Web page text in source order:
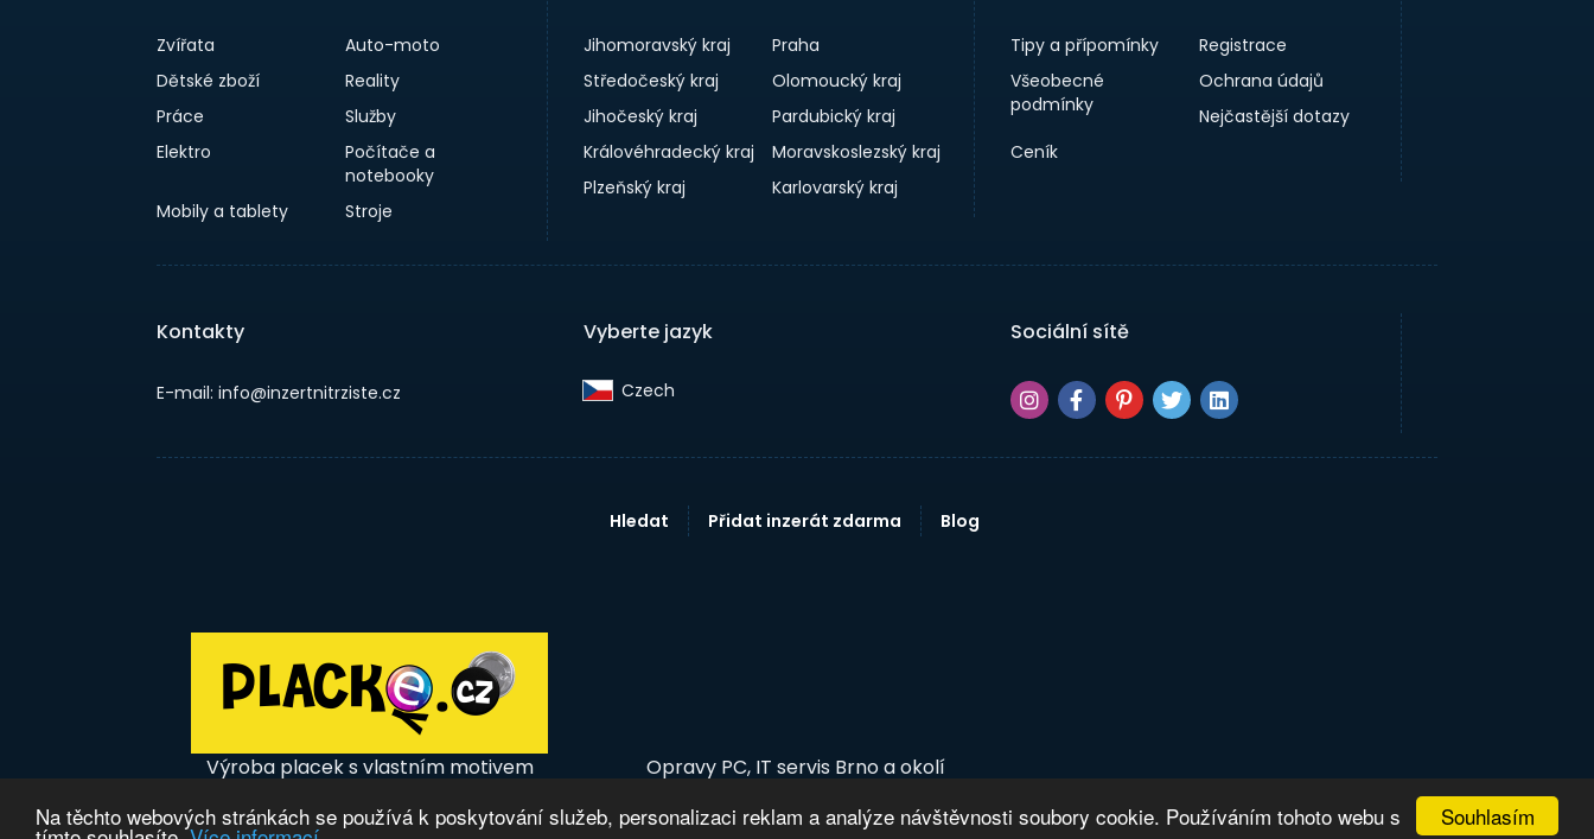
Souhlasím
Na těchto webových stránkách se používá k poskytování služeb, personalizaci reklam a analýze návštěvnosti soubory cookie. Používáním tohoto webu s
Zvířata
Auto-moto
Dětské zboží
Reality
Práce
Služby
Elektro
Počítače a
notebooky
Mobily a tablety
Stroje
Jihomoravský kraj
Praha
Středočeský kraj
Olomoucký kraj
Jihočeský kraj
Pardubický kraj
Královéhradecký kraj
Moravskoslezský kraj
Plzeňský kraj
Karlovarský kraj
Tipy a přípomínky
Registrace
Všeobecné
podmínky
Ochrana údajů
Nejčastější dotazy
Ceník
Kontakty
E-mail: info@inzertnitrziste.cz
Vyberte jazyk
Czech‎
Sociální sítě
Hledat Přidat inzerát zdarma Blog
Výroba placek s vlastním motivem Opravy PC, IT servis Brno a okolí
© 2026 InzertníTržiště - Inzerce, bazar